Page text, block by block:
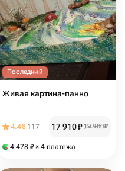
Последний
Живая картина-панно
4.48 117 17 910₽ 19 900₽
4 478 ₽ × 4 платежа